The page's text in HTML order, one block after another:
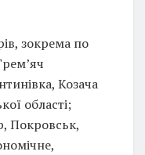
зокрема по
Козача
області;
Покровськ,